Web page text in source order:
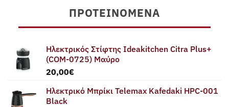
79,00€.είναι:
75,00€.
ΠΡΟΤΕΙΝΌΜΕΝΑ
Ηλεκτρικός Στίφτης Ideakitchen Citra Plus+
(COM-0725) Μαύρο
20,00€
Ηλεκτρικό Μπρίκι Telemax Kafedaki HPC-001
Black